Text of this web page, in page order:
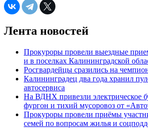
Лента новостей
Прокуроры провели выездные
и в поселках Калининградской
Росгвардейцы сразились на
Калининградец два года хранил
автосервиса
На ВДНХ привезли электрическое
фургон и тихий мусоровоз от
Прокуроры провели приёмы
семей по вопросам жилья и